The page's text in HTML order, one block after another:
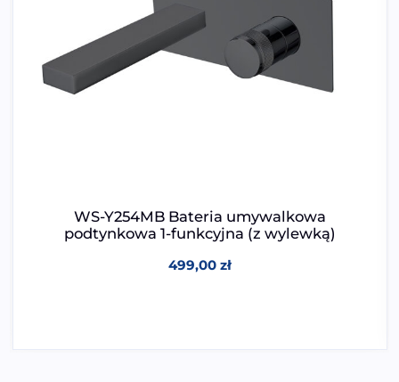
WS-Y254MB Bateria umywalkowa
podtynkowa 1-funkcyjna (z wylewką)
499,00 zł